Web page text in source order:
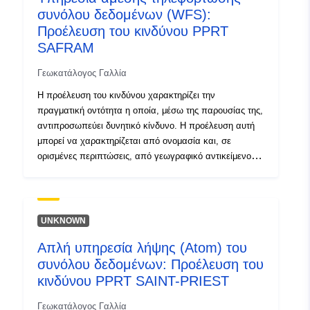
ταξινομούνται για την προστασία του περιβάλλοντος
(ICPE) στην πηγή του κινδύνου που αναλύεται και
αντιμετωπίζεται από το RPP. Στη μεθοδολογία PPRT,
συνόλου δεδομένων (WFS):
Προέλευση του κινδύνου PPRT
SAFRAM
Γεωκατάλογος Γαλλία
Η προέλευση του κινδύνου χαρακτηρίζει την
πραγματική οντότητα η οποία, μέσω της παρουσίας της,
αντιπροσωπεύει δυνητικό κίνδυνο. Η προέλευση αυτή
μπορεί να χαρακτηρίζεται από ονομασία και, σε
ορισμένες περιπτώσεις, από γεωγραφικό αντικείμενο
του επικίνδυνου φαινομένου χρησιμοποιούνται για τον
καθορισμό των ομάδων κινδύνου, των εκτεθειμένων σε
αντιπροσωπεύει το περίβλημα των εγκαταστάσεων που
ταξινομούνται για την προστασία του περιβάλλοντος
(ICPE) στην πηγή του κινδύνου που αναλύεται και
UNKNOWN
Απλή υπηρεσία λήψης (Atom) του
συνόλου δεδομένων: Προέλευση του
κινδύνου PPRT SAINT-PRIEST
Γεωκατάλογος Γαλλία